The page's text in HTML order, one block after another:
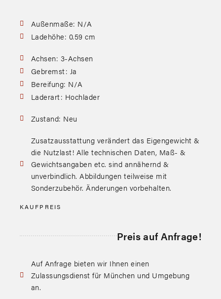
Außenmaße: N/A
Ladehöhe: 0.59 cm
Achsen: 3-Achsen
Gebremst: Ja
Bereifung: N/A
Laderart: Hochlader
Zustand: Neu
Zusatzausstattung verändert das Eigengewicht &
die Nutzlast! Alle technischen Daten, Maß- &
Gewichtsangaben etc. sind annähernd &
unverbindlich. Abbildungen teilweise mit
Sonderzubehör. Änderungen vorbehalten.
KAUFPREIS
Preis auf Anfrage!
Auf Anfrage bieten wir Ihnen einen
Zulassungsdienst für München und Umgebung
an.